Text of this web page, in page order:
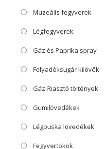
Muzeális fegyverek
Légfegyverek
Gáz és Paprika spray
Folyadéksugár kilövők
Gáz-Riasztó töltények
Gumilövedékek
Légpuska lövedékek
Fegyvertokok